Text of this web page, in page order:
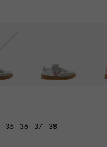
35 36 37 38